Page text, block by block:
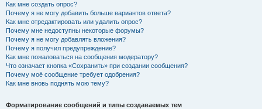
Как мне создать опрос?
Почему я не могу добавить больше вариантов ответа?
Как мне отредактировать или удалить опрос?
Почему мне недоступны некоторые форумы?
Почему я не могу добавлять вложения?
Почему я получил предупреждение?
Как мне пожаловаться на сообщения модератору?
Что означает кнопка «Сохранить» при создании сообщения?
Почему моё сообщение требует одобрения?
Как мне вновь поднять мою тему?
Форматирование сообщений и типы создаваемых тем